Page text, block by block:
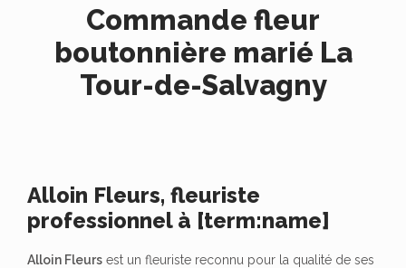
Commande fleur
boutonnière marié La
Tour-de-Salvagny
Alloin Fleurs, fleuriste
professionnel à [term:name]
Alloin Fleurs est un fleuriste reconnu pour la qualité de ses